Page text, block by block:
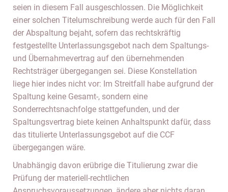
seien in diesem Fall ausgeschlossen. Die Möglichkeit
einer solchen Titelumschreibung werde auch für den Fall
der Abspaltung bejaht, sofern das rechtskräftig
festgestellte Unterlassungsgebot nach dem Spaltungs-
und Übernahmevertrag auf den übernehmenden
Rechtsträger übergegangen sei. Diese Konstellation
liege hier indes nicht vor: Im Streitfall habe aufgrund der
Spaltung keine Gesamt-, sondern eine
Sonderrechtsnachfolge stattgefunden, und der
Spaltungsvertrag biete keinen Anhaltspunkt dafür, dass
das titulierte Unterlassungsgebot auf die CCF
übergegangen wäre.
Unabhängig davon erübrige die Titulierung zwar die
Prüfung der materiell-rechtlichen